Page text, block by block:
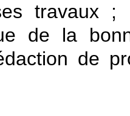
travaux
de la
de